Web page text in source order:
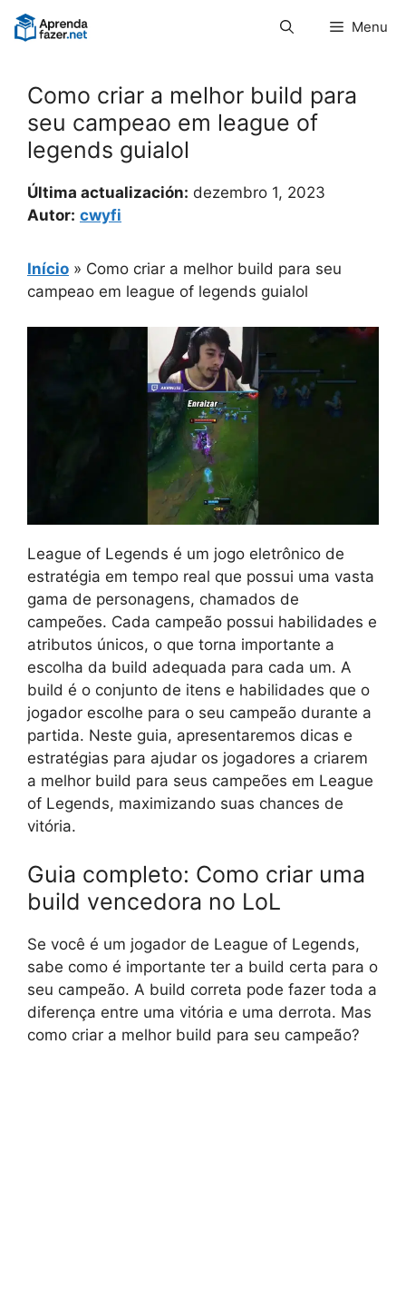
Pular
para
Menu
Como criar a melhor build para
seu campeao em league of
legends guialol
Última actualización: dezembro 1, 2023
Autor: cwyfi
Início » Como criar a melhor build para seu
campeao em league of legends guialol
League of Legends é um jogo eletrônico de
estratégia em tempo real que possui uma vasta
gama de personagens, chamados de
campeões. Cada campeão possui habilidades e
atributos únicos, o que torna importante a
escolha da build adequada para cada um. A
build é o conjunto de itens e habilidades que o
jogador escolhe para o seu campeão durante a
partida. Neste guia, apresentaremos dicas e
estratégias para ajudar os jogadores a criarem
a melhor build para seus campeões em League
of Legends, maximizando suas chances de
vitória.
Guia completo: Como criar uma
build vencedora no LoL
Se você é um jogador de League of Legends,
sabe como é importante ter a build certa para o
seu campeão. A build correta pode fazer toda a
diferença entre uma vitória e uma derrota. Mas
como criar a melhor build para seu campeão?